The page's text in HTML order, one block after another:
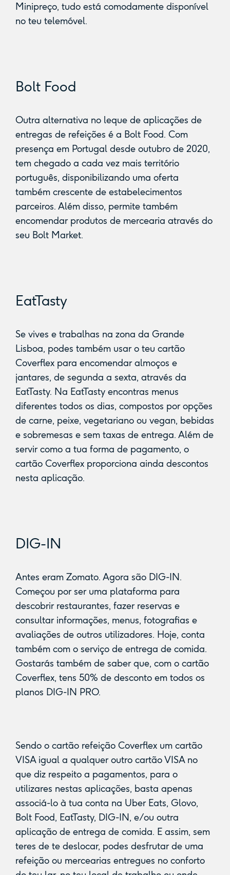
Minipreço, tudo está comodamente disponível
no teu telemóvel.
Bolt Food
Outra alternativa no leque de aplicações de
entregas de refeições é a Bolt Food. Com
presença em Portugal desde outubro de 2020,
tem chegado a cada vez mais território
português, disponibilizando uma oferta
também crescente de estabelecimentos
parceiros. Além disso, permite também
encomendar produtos de mercearia através do
seu Bolt Market.
EatTasty
Se vives e trabalhas na zona da Grande
Lisboa, podes também usar o teu cartão
Coverflex para encomendar almoços e
jantares, de segunda a sexta, através da
EatTasty. Na EatTasty encontras menus
diferentes todos os dias, compostos por opções
de carne, peixe, vegetariano ou vegan, bebidas
e sobremesas e sem taxas de entrega. Além de
servir como a tua forma de pagamento, o
cartão Coverflex proporciona ainda descontos
nesta aplicação.
DIG-IN
Antes eram Zomato. Agora são DIG-IN.
Começou por ser uma plataforma para
descobrir restaurantes, fazer reservas e
consultar informações, menus, fotografias e
avaliações de outros utilizadores. Hoje, conta
também com o serviço de entrega de comida.
Gostarás também de saber que, com o cartão
Coverflex, tens 50% de desconto em todos os
planos DIG-IN PRO.
Sendo o cartão refeição Coverflex um cartão
VISA igual a qualquer outro cartão VISA no
que diz respeito a pagamentos, para o
utilizares nestas aplicações, basta apenas
associá-lo à tua conta na Uber Eats, Glovo,
Bolt Food, EatTasty, DIG-IN, e/ou outra
aplicação de entrega de comida. E assim, sem
teres de te deslocar, podes desfrutar de uma
refeição ou mercearias entregues no conforto